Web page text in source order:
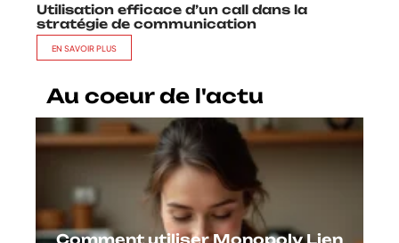
Utilisation efficace d’un call dans la
stratégie de communication
EN SAVOIR PLUS
Au coeur de l'actu
Comment utiliser Monopoly Lien